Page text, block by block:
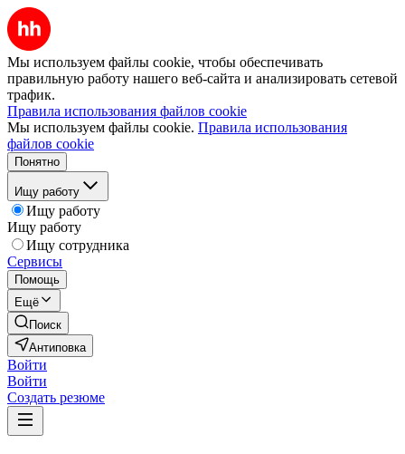
Мы используем файлы cookie, чтобы обеспечивать
правильную работу нашего веб-сайта и анализировать сетевой
трафик.
Правила использования файлов cookie
Мы используем файлы cookie. Правила использования
файлов cookie
Понятно
Ищу работу
Ищу работу
Ищу работу
Ищу сотрудника
Сервисы
Помощь
Ещё
Поиск
Антиповка
Войти
Войти
Создать резюме